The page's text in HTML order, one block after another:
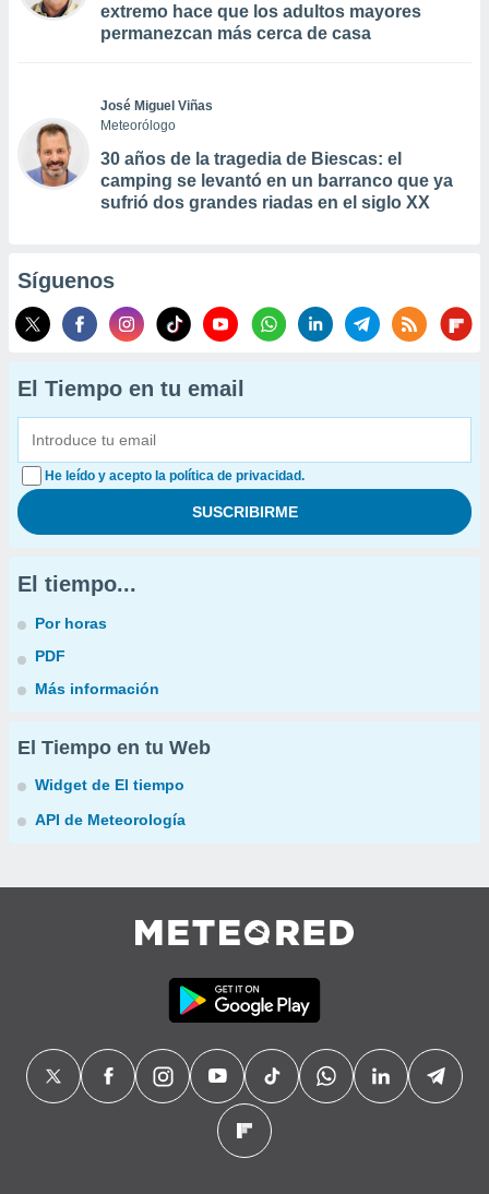
extremo hace que los adultos mayores
permanezcan más cerca de casa
José Miguel Viñas
Meteorólogo
30 años de la tragedia de Biescas: el
camping se levantó en un barranco que ya
sufrió dos grandes riadas en el siglo XX
Síguenos
El Tiempo en tu email
He leído y acepto la política de privacidad.
El tiempo...
Por horas
PDF
Más información
El Tiempo en tu Web
Widget de El tiempo
API de Meteorología